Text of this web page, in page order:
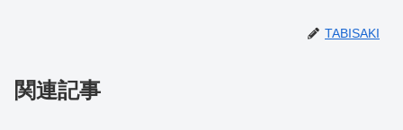
TABISAKI
関連記事